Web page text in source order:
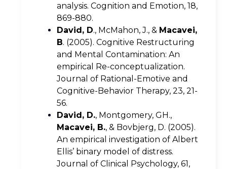
analysis. Cognition and Emotion, 18,
869-880.
David, D., McMahon, J., & Macavei,
B. (2005). Cognitive Restructuring
and Mental Contamination: An
empirical Re-conceptualization.
Journal of Rational-Emotive and
Cognitive-Behavior Therapy, 23, 21-
56.
David, D., Montgomery, GH.,
Macavei, B., & Bovbjerg, D. (2005).
An empirical investigation of Albert
Ellis’ binary model of distress.
Journal of Clinical Psychology, 61,